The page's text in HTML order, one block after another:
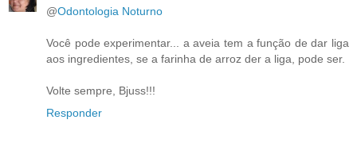
@Odontologia Noturno
Você pode experimentar... a aveia tem a função de dar liga
aos ingredientes, se a farinha de arroz der a liga, pode ser.
Volte sempre, Bjuss!!!
Responder